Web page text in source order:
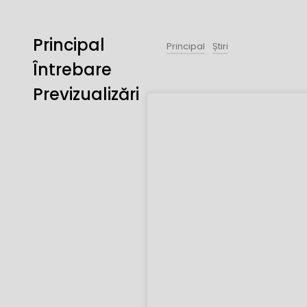
Principal
Întrebare
Previzualizări
Principal Știri